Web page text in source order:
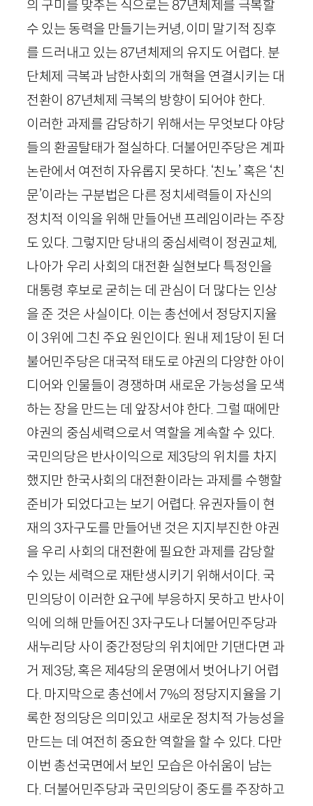
의 구미를 맞추는 식으로는 87년체제를 극복할
수 있는 동력을 만들기는커녕, 이미 말기적 징후
를 드러내고 있는 87년체제의 유지도 어렵다. 분
단체제 극복과 남한사회의 개혁을 연결시키는 대
전환이 87년체제 극복의 방향이 되어야 한다.
이러한 과제를 감당하기 위해서는 무엇보다 야당
들의 환골탈태가 절실하다. 더불어민주당은 계파
논란에서 여전히 자유롭지 못하다. ‘친노’ 혹은 ‘친
문’이라는 구분법은 다른 정치세력들이 자신의
정치적 이익을 위해 만들어낸 프레임이라는 주장
도 있다. 그렇지만 당내의 중심세력이 정권교체,
나아가 우리 사회의 대전환 실현보다 특정인을
대통령 후보로 굳히는 데 관심이 더 많다는 인상
을 준 것은 사실이다. 이는 총선에서 정당지지율
이 3위에 그친 주요 원인이다. 원내 제1당이 된 더
불어민주당은 대국적 태도로 야권의 다양한 아이
디어와 인물들이 경쟁하며 새로운 가능성을 모색
하는 장을 만드는 데 앞장서야 한다. 그럴 때에만
야권의 중심세력으로서 역할을 계속할 수 있다.
국민의당은 반사이익으로 제3당의 위치를 차지
했지만 한국사회의 대전환이라는 과제를 수행할
준비가 되었다고는 보기 어렵다. 유권자들이 현
재의 3자구도를 만들어낸 것은 지지부진한 야권
을 우리 사회의 대전환에 필요한 과제를 감당할
수 있는 세력으로 재탄생시키기 위해서이다. 국
민의당이 이러한 요구에 부응하지 못하고 반사이
익에 의해 만들어진 3자구도나 더불어민주당과
새누리당 사이 중간정당의 위치에만 기댄다면 과
거 제3당, 혹은 제4당의 운명에서 벗어나기 어렵
다. 마지막으로 총선에서 7%의 정당지지율을 기
록한 정의당은 의미있고 새로운 정치적 가능성을
만드는 데 여전히 중요한 역할을 할 수 있다. 다만
이번 총선국면에서 보인 모습은 아쉬움이 남는
다. 더불어민주당과 국민의당이 중도를 주장하고